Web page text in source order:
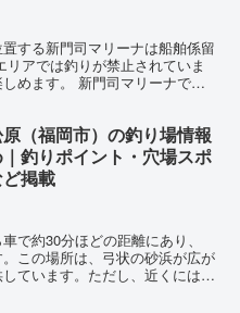
する新門司マリーナは船舶係留
アでは釣りが禁止されていま
めます。 新門司マリーナでは
（福岡市）の釣り場情報
｜釣りポイント・穴場スポ
掲載
で約30分ほどの距離にあり、
この場所は、弓状の砂浜が広が
ています。ただし、近くには釣